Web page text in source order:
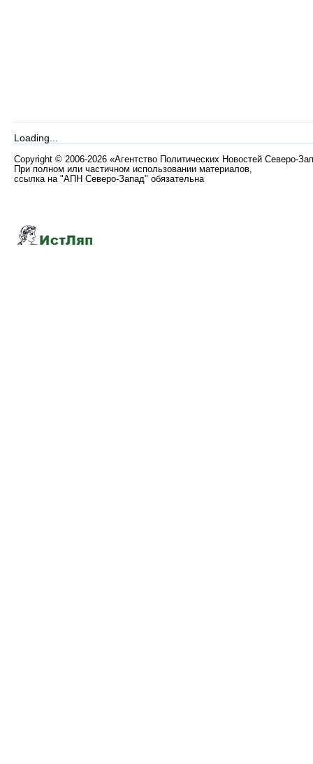
Loading...
Copyright © 2006-2026 «Агентство Политических Новостей Северо-
При полном или частичном использовании материалов,
ссылка на "АПН Северо-Запад" обязательна